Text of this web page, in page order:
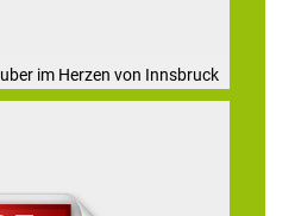
im Herzen von Innsbruck